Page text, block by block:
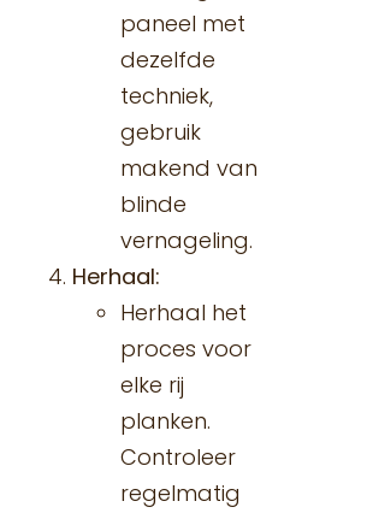
paneel met
dezelfde
techniek,
gebruik
makend van
blinde
vernageling.
Herhaal:
Herhaal het
proces voor
elke rij
planken.
Controleer
regelmatig